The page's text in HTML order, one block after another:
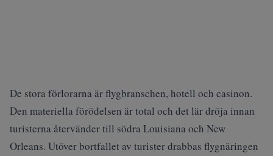
De stora förlorarna är flygbranschen, hotell och casinon.
Den materiella förödelsen är total och det lär dröja innan
turisterna återvänder till södra Louisiana och New
Orleans. Utöver bortfallet av turister drabbas flygnäringen